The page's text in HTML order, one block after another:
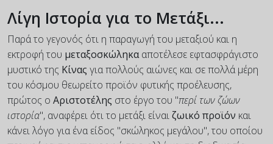
Λίγη Ιστορία για το Μετάξι...
Παρά το γεγονός ότι η παραγωγή του μεταξιού και η
εκτροφή του μεταξοσκώληκααποτέλεσε εφτασφράγιστο
μυστικό της Κίνας για πολλούς αιώνες και σε πολλά μέρη
του κόσμου θεωρείτο προϊόν φυτικής προέλευσης,
πρώτος ο Αριστοτέλης στο έργο του "περί των ζώων
ιστορία", αναφέρει ότι το μετάξι είναιζωικό προϊόν και
κάνει λόγο για ένα είδος "σκώληκος μεγάλου", του οποίου